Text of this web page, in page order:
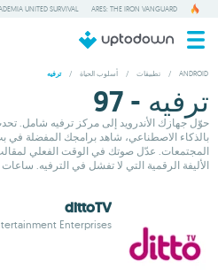
ARES: THE IRON VANGUARD
UNITED SURVIVAL
ANDROID
/ تطبيقات / أسلوب الحياة / ترفيه
ترفيه - 97
حوّل جهازك الأندرويد إلى مركز ترفيه شامل.
بالذكاء الاصطناعي، شاهد برامجك المفضلة في
المجتمعات. عدّل صوتك في الوقت الفعلي
الأليفة الرقمية التي لا تفشل في الترفيه.
dittoTV
Enterprises